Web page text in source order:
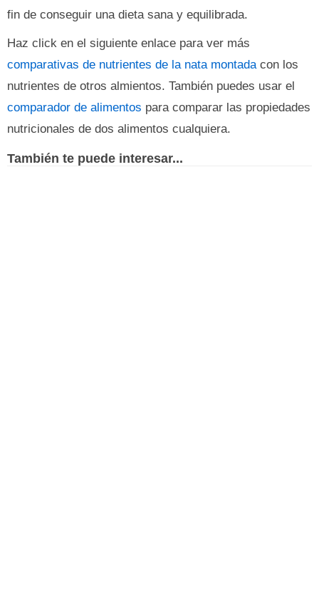
fin de conseguir una dieta sana y equilibrada.
Haz click en el siguiente enlace para ver más
comparativas de nutrientes de la nata montadacon los
nutrientes de otros almientos. También puedes usar el
comparador de alimentos para comparar las propiedades
nutricionales de dos alimentos cualquiera.
También te puede interesar...